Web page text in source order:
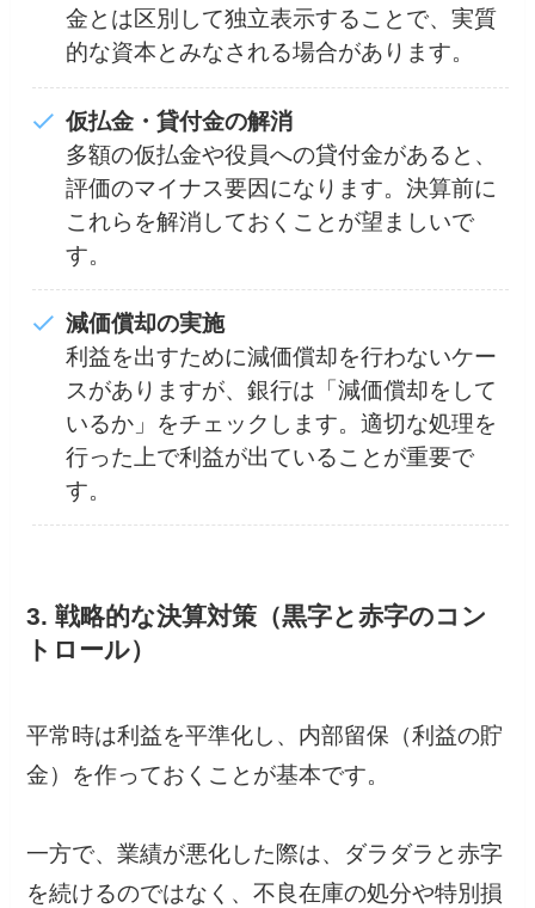
金とは区別して独立表示することで、実質
的な資本とみなされる場合があります。
仮払金・貸付金の解消
多額の仮払金や役員への貸付金があると、
評価のマイナス要因になります。決算前に
これらを解消しておくことが望ましいで
す。
減価償却の実施
利益を出すために減価償却を行わないケー
スがありますが、銀行は「減価償却をして
いるか」をチェックします。適切な処理を
行った上で利益が出ていることが重要で
す。
3. 戦略的な決算対策（黒字と赤字のコン
トロール）
平常時は利益を平準化し、内部留保（利益の貯
金）を作っておくことが基本です。
一方で、業績が悪化した際は、ダラダラと赤字
を続けるのではなく、不良在庫の処分や特別損